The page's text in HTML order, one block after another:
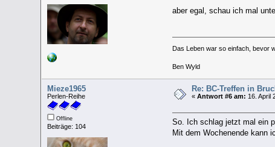
aber egal, schau ich mal
Das Leben war so einfach, bevor
Ben Wyld
Mieze1965
Perlen-Reihe
Offline
Beiträge: 104
Re: BC-Treffen in
«Antwort #6 am: 16. April
So. Ich schlag jetzt mal ein
Mit dem Wochenende kann